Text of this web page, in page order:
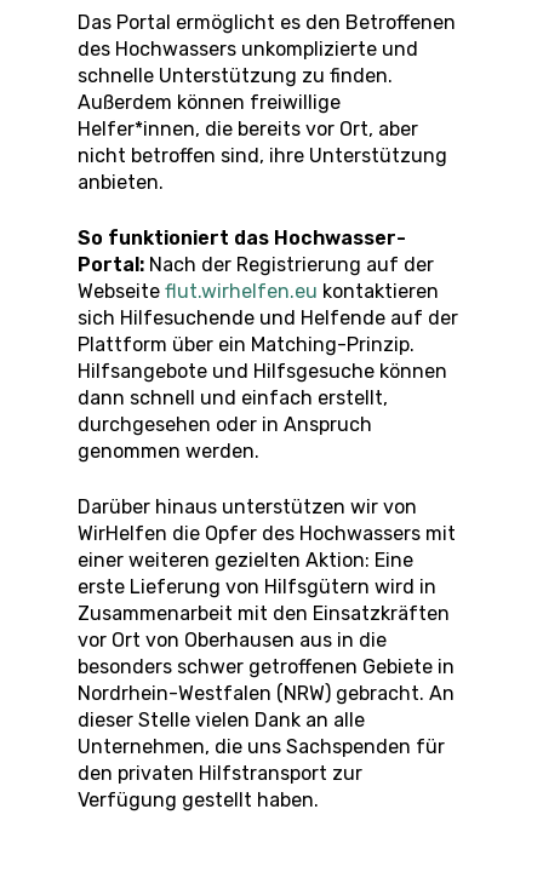
Das Portal ermöglicht es den Betroffenen
des Hochwassers unkomplizierte und
schnelle Unterstützung zu finden.
Außerdem können freiwillige
Helfer*innen, die bereits vor Ort, aber
nicht betroffen sind, ihre Unterstützung
anbieten.
So funktioniert das Hochwasser-
Portal: Nach der Registrierung auf der
Webseiteflut.wirhelfen.eu kontaktieren
sich Hilfesuchende und Helfende auf der
Plattform über ein Matching-Prinzip.
Hilfsangebote und Hilfsgesuche können
dann schnell und einfach erstellt,
durchgesehen oder in Anspruch
genommen werden.
Darüber hinaus unterstützen wir von
WirHelfen die Opfer des Hochwassers mit
einer weiteren gezielten Aktion: Eine
erste Lieferung von Hilfsgütern wird in
Zusammenarbeit mit den Einsatzkräften
vor Ort von Oberhausen aus in die
besonders schwer getroffenen Gebiete in
Nordrhein-Westfalen (NRW) gebracht. An
dieser Stelle vielen Dank an alle
Unternehmen, die uns Sachspenden für
den privaten Hilfstransport zur
Verfügung gestellt haben.